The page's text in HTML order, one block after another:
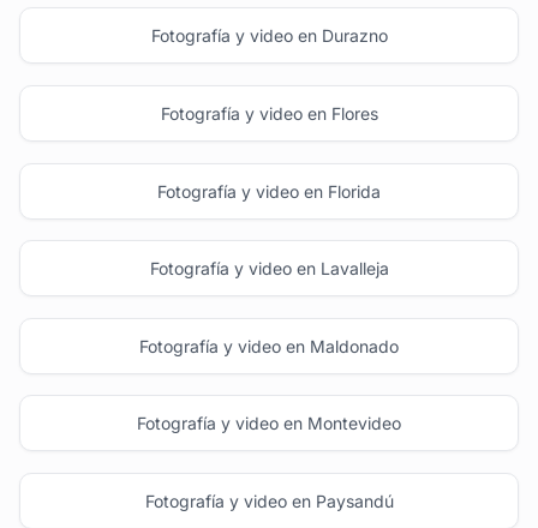
Fotografía y video en Durazno
Fotografía y video en Flores
Fotografía y video en Florida
Fotografía y video en Lavalleja
Fotografía y video en Maldonado
Fotografía y video en Montevideo
Fotografía y video en Paysandú